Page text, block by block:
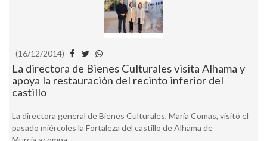
(16/12/2014)
La directora de Bienes Culturales visita Alhama y
apoya la restauración del recinto inferior del
castillo
La directora general de Bienes Culturales, María Comas, visitó el
pasado miércoles la Fortaleza del castillo de Alhama de